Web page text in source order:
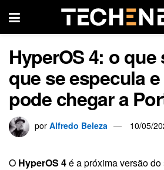
HyperOS 4: o que
que se especula
pode chegar a
por Alfredo Beleza 10/05/
O HyperOS 4é a próxima versão